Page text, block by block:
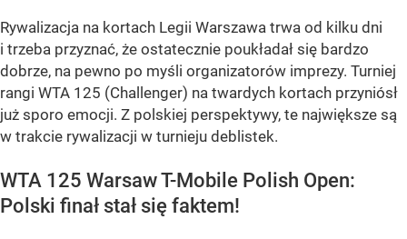
Rywalizacja na kortach Legii Warszawa trwa od kilku dni
i trzeba przyznać, że ostatecznie poukładał się bardzo
dobrze, na pewno po myśli organizatorów imprezy. Turniej
rangi WTA 125 (Challenger) na twardych kortach przyniósł
już sporo emocji. Z polskiej perspektywy, te największe są
w trakcie rywalizacji w turnieju deblistek.
WTA 125 Warsaw T-Mobile Polish Open:
Polski finał stał się faktem!